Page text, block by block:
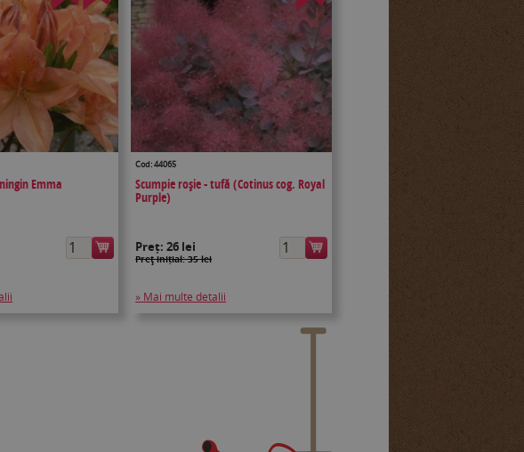
Emma
Cod: 44065
Scumpie roșie - tufă (Cotinus cog. Royal
Purple)
Preț:26 lei
Preţ inițial: 35 lei
» Mai multe detalii